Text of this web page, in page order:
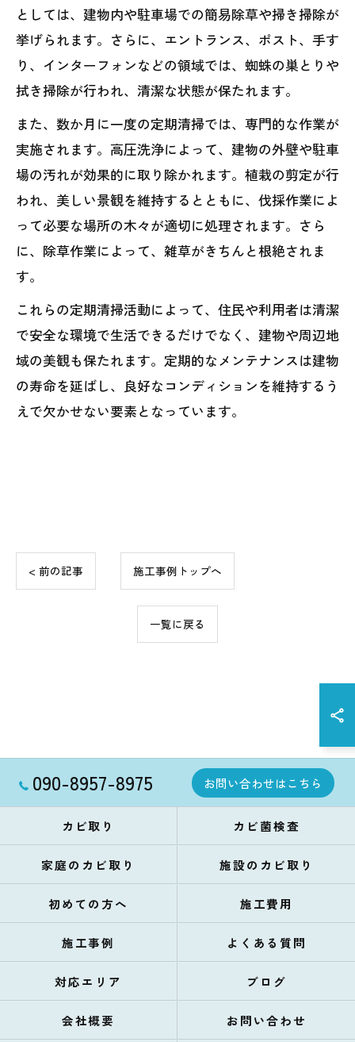
としては、建物内や駐車場での簡易除草や掃き掃除が
挙げられます。さらに、エントランス、ポスト、手す
り、インターフォンなどの領域では、蜘蛛の巣とりや
拭き掃除が行われ、清潔な状態が保たれます。
また、数か月に一度の定期清掃では、専門的な作業が
実施されます。高圧洗浄によって、建物の外壁や駐車
場の汚れが効果的に取り除かれます。植栽の剪定が行
われ、美しい景観を維持するとともに、伐採作業によ
って必要な場所の木々が適切に処理されます。さら
に、除草作業によって、雑草がきちんと根絶されま
す。
これらの定期清掃活動によって、住民や利用者は清潔
で安全な環境で生活できるだけでなく、建物や周辺地
域の美観も保たれます。定期的なメンテナンスは建物
の寿命を延ばし、良好なコンディションを維持するう
えで欠かせない要素となっています。
< 前の記事 施工事例トップへ
一覧に戻る
090-8957-8975 お問い合わせはこちら
カビ取り カビ菌検査
家庭のカビ取り 施設のカビ取り
初めての方へ 施工費用
施工事例 よくある質問
対応エリア ブログ
会社概要 お問い合わせ